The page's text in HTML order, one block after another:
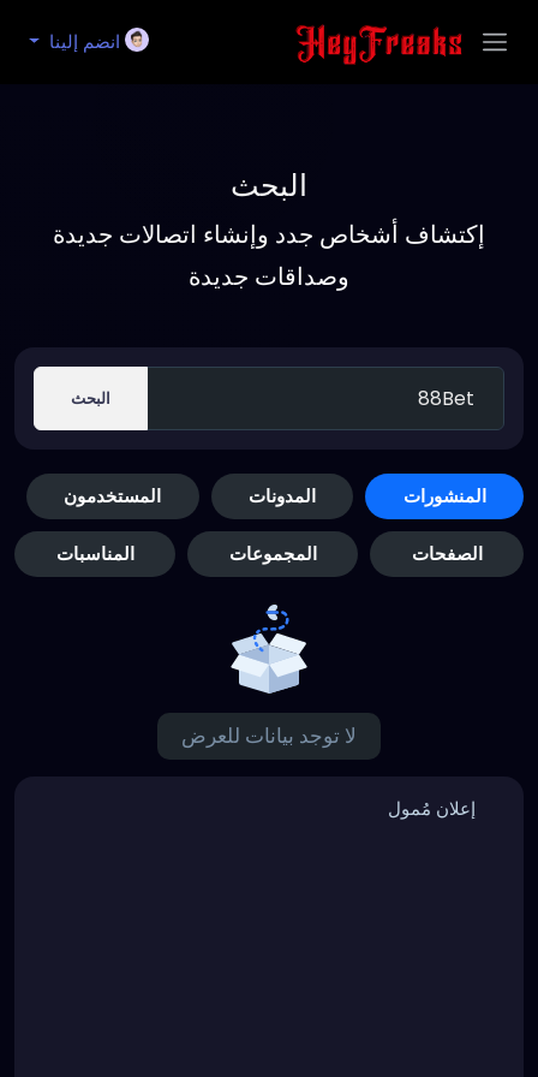
انضم إلينا
البحث
إكتشاف أشخاص جدد وإنشاء اتصالات جديدة
وصداقات جديدة
البحث
المنشورات المدونات المستخدمون
الصفحات المجموعات المناسبات
لا توجد بيانات للعرض
إعلان مُمول